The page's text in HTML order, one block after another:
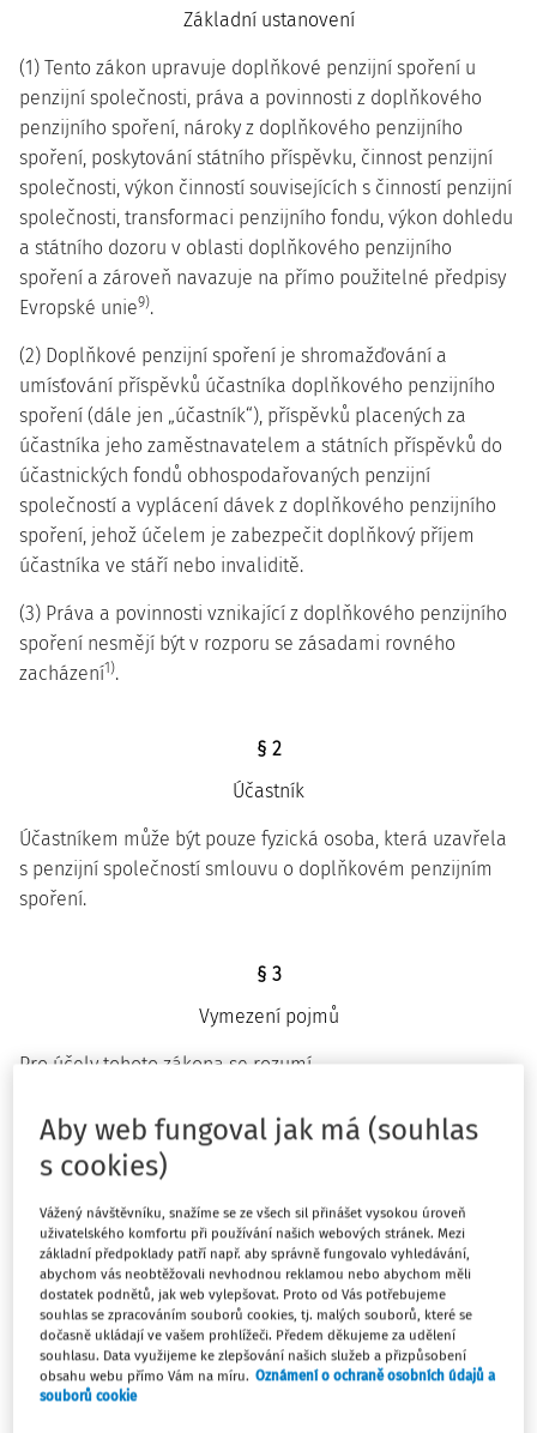
Základní ustanovení
(1) Tento zákon upravuje doplňkové penzijní spoření u
penzijní společnosti, práva a povinnosti z doplňkového
penzijního spoření, nároky z doplňkového penzijního
spoření, poskytování státního příspěvku, činnost penzijní
společnosti, výkon činností souvisejících s činností penzijní
společnosti, transformaci penzijního fondu, výkon dohledu
a státního dozoru v oblasti doplňkového penzijního
spoření a zároveň navazuje na přímo použitelné předpisy
Evropské unie9).
(2) Doplňkové penzijní spoření je shromažďování a
umísťování příspěvků účastníka doplňkového penzijního
spoření (dále jen „účastník“), příspěvků placených za
účastníka jeho zaměstnavatelem a státních příspěvků do
účastnických fondů obhospodařovaných penzijní
společností a vyplácení dávek z doplňkového penzijního
spoření, jehož účelem je zabezpečit doplňkový příjem
účastníka ve stáří nebo invaliditě.
(3) Práva a povinnosti vznikající z doplňkového penzijního
spoření nesmějí být v rozporu se zásadami rovného
zacházení1).
§ 2
Účastník
Účastníkem může být pouze fyzická osoba, která uzavřela
s penzijní společností smlouvu o doplňkovém penzijním
spoření.
§ 3
Vymezení pojmů
Pro účely tohoto zákona se rozumí
účastníka v účastnických fondech,
b) spořící dobou doba placení příspěvku účastníka nebo
c) prostředky účastníka příspěvky účastníka, příspěvky
za účastníka placené jeho zaměstnavatelem, státní
příspěvky a jejich zhodnocení a znehodnocení,
d) příjemcem dávky účastník nebo fyzická osoba určená
ve smlouvě o doplňkovém penzijním spoření pro
případ smrti účastníka, které vznikl nárok na dávku z
Aby web fungoval jak má (souhlas
s cookies)
Vážený návštěvníku, snažíme se ze všech sil přinášet vysokou úroveň
uživatelského komfortu při používání našich webových stránek. Mezi
základní předpoklady patří např. aby správně fungovalo vyhledávání,
abychom vás neobtěžovali nevhodnou reklamou nebo abychom měli
dostatek podnětů, jak web vylepšovat. Proto od Vás potřebujeme
souhlas se zpracováním souborů cookies, tj. malých souborů, které se
dočasně ukládají ve vašem prohlížeči. Předem děkujeme za udělení
souhlasu. Data využijeme ke zlepšování našich služeb a přizpůsobení
obsahu webu přímo Vám na míru. Oznámení o ochraně osobních údajů a
souborů cookie